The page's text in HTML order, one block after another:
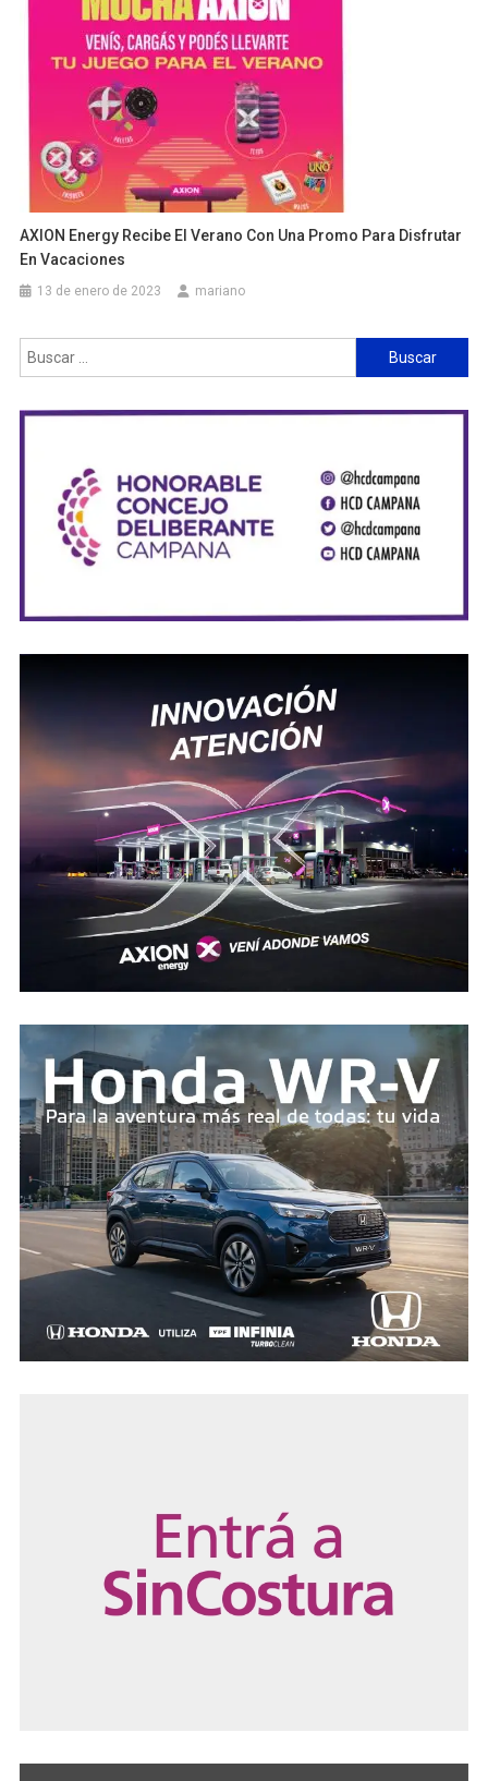
AXION Energy Recibe El Verano Con Una Promo Para Disfrutar
En Vacaciones
13 de enero de 2023 mariano
Buscar: